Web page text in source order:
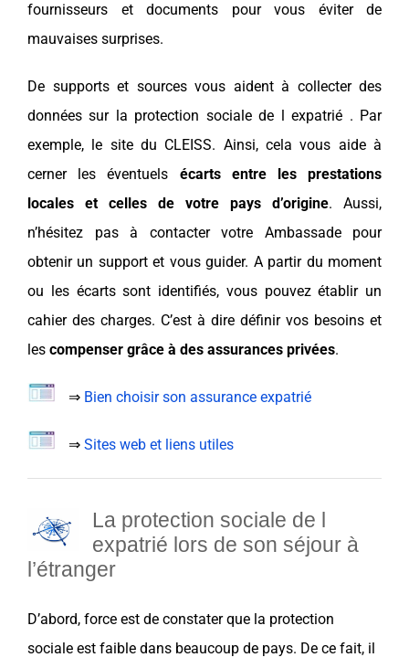
fournisseurs et documents pour vous éviter de
mauvaises surprises.
De supports et sources vous aident à collecter des
données sur la protection socialede lexpatrié . Par
exemple, le site du CLEISS. Ainsi, cela vous aide à
cerner les éventuels écarts entre les prestations
locales et celles de votre pays d’origine. Aussi,
n’hésitez pas à contacter votre Ambassadepour
obtenir un support et vous guider. A partir du moment
ou les écarts sont identifiés, vous pouvez établir un
cahier des charges. C’est à dire définir vos besoins et
les compenser grâce à des assurances privées.
⇒ Bien choisir son assurance expatrié
⇒ Sites web et liens utiles
La protection sociale de l
expatrié lors de son séjour à
l’étranger
D’abord, force est de constater que la protection
sociale est faible dans beaucoup de pays. De ce fait, il